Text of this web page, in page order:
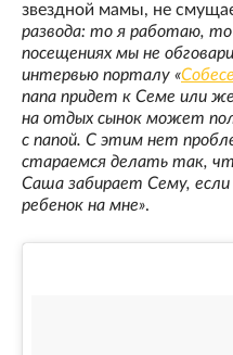
звездной мамы, не
развода: то я работаю, то
посещениях мы не
интервью порталу «
папа придет к Семе или
на отдых сынок может
с папой. С этим нет
стараемся делать так,
Саша забирает Сему,
ребенок на мне».